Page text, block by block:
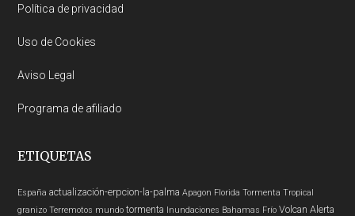
Política de privacidad
Uso de Cookies
Aviso Legal
Programa de afiliado
ETIQUETAS
España actualización-erpcion-la-palma Apagon Florida Tormenta Tropical
granizo Terremotos mundo tormenta Inundaciones Bahamas Frío Volcan Alerta